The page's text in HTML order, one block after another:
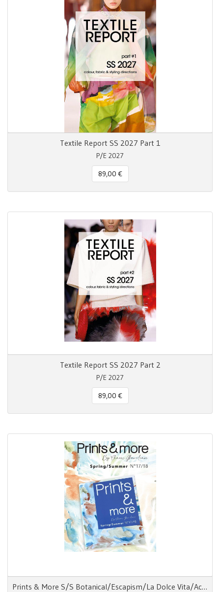
Textile Report SS 2027 Part 1
P/E 2027
89,00 €
Textile Report SS 2027 Part 2
P/E 2027
89,00 €
Prints & More S/S Botanical/Escapism/La Dolce Vita/Acquatic